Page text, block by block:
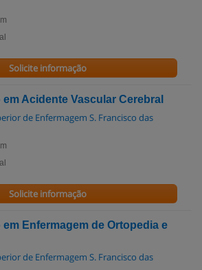
Solicite informação
Acidente Vascular Cerebral
de Enfermagem S. Francisco das
Solicite informação
em Enfermagem de Ortopedia e
de Enfermagem S. Francisco das